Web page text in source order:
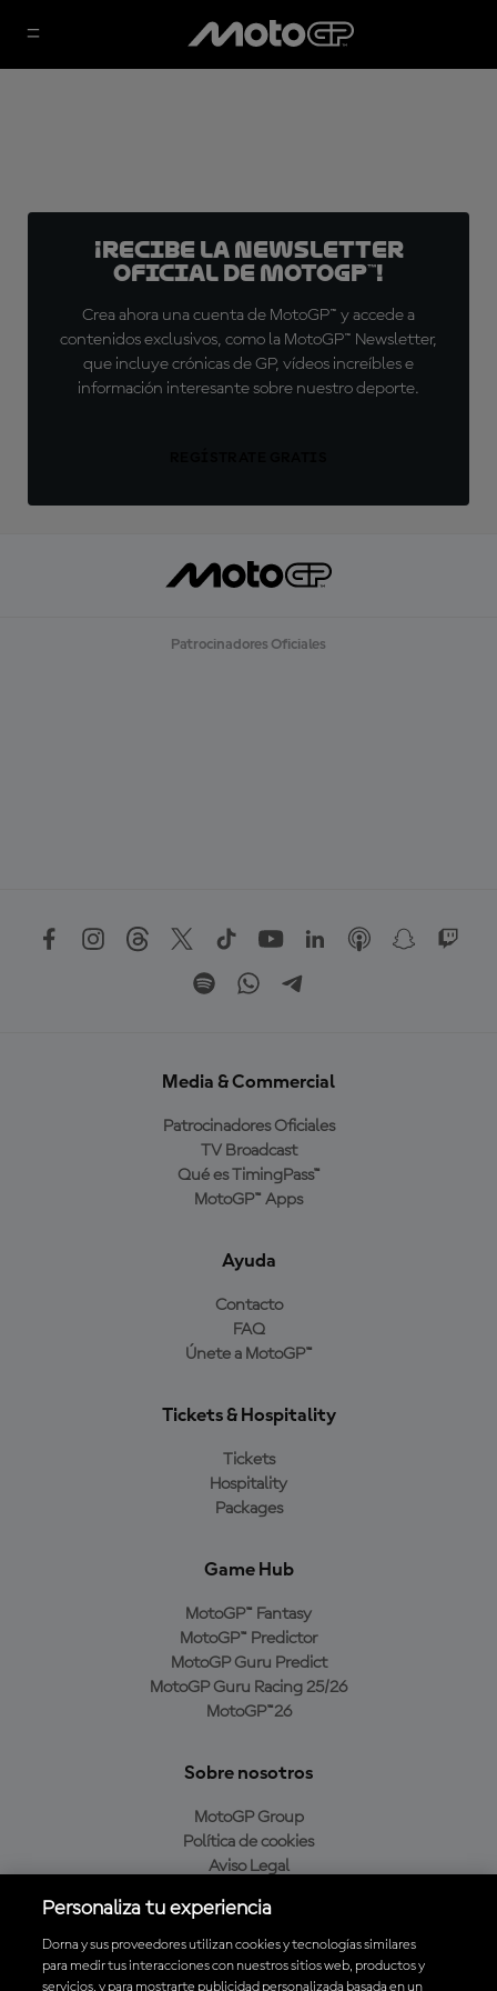
¡Recibe la Newsletter
oficial de MotoGP™!
Crea ahora una cuenta de MotoGP™ y accede a
contenidos exclusivos, como la MotoGP™ Newsletter,
que incluye crónicas de GP, vídeos increíbles e
información interesante sobre nuestro deporte.
Patrocinadores Oficiales
Media & Commercial
Patrocinadores Oficiales
TV Broadcast
Qué es TimingPass™
MotoGP™ Apps
Ayuda
Contacto
FAQ
Únete a MotoGP™
Tickets & Hospitality
Tickets
Hospitality
Packages
Game Hub
MotoGP™ Fantasy
MotoGP™ Predictor
MotoGP Guru Predict
MotoGP Guru Racing 25/26
MotoGP™26
Sobre nosotros
MotoGP Group
Política de cookies
Aviso Legal
Política de compra
Personaliza tu experiencia
Dorna y sus proveedores utilizan cookies y tecnologías similares
para medir tus interacciones con nuestros sitios web, productos y
servicios, y para mostrarte publicidad personalizada basada en un